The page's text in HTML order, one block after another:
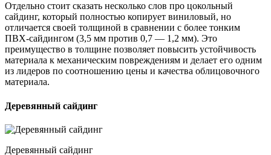
Отдельно стоит сказать несколько слов про цокольный
сайдинг, который полностью копирует виниловый, но
отличается своей толщиной в сравнении с более тонким
ПВХ-сайдингом (3,5 мм против 0,7 — 1,2 мм). Это
преимущество в толщине позволяет повысить устойчивость
материала к механическим повреждениям и делает его одним
из лидеров по соотношению цены и качества облицовочного
материала.
Деревянный сайдинг
Деревянный сайдинг